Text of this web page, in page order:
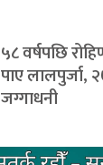
५८ वर्षपछि
पाए लालपुर्जा,
जग्गाधनी